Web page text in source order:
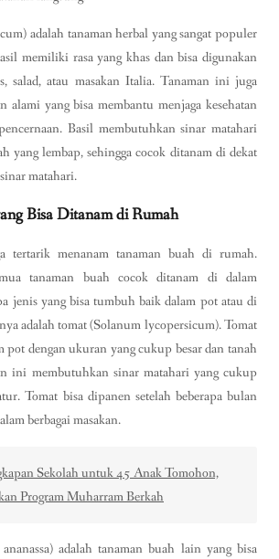
adalah tanaman herbal yang sangat populer
memiliki rasa yang khas dan bisa digunakan
salad, atau masakan Italia. Tanaman ini juga
alami yang bisa membantu menjaga kesehatan
Basil membutuhkan sinar matahari
yang lembap, sehingga cocok ditanam di dekat
matahari.
Bisa Ditanam di Rumah
tertarik menanam tanaman buah di rumah.
tanaman buah cocok ditanam di dalam
jenis yang bisa tumbuh baik dalam pot atau di
adalah tomat (Solanum lycopersicum). Tomat
pot dengan ukuran yang cukup besar dan tanah
ini membutuhkan sinar matahari yang cukup
Tomat bisa dipanen setelah beberapa bulan
berbagai masakan.
Sekolah untuk 45 Anak Tomohon,
Program Muharram Berkah
adalah tanaman buah lain yang bisa